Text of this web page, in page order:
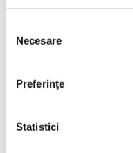
consimțământului
Necesare
Preferinţe
Statistici